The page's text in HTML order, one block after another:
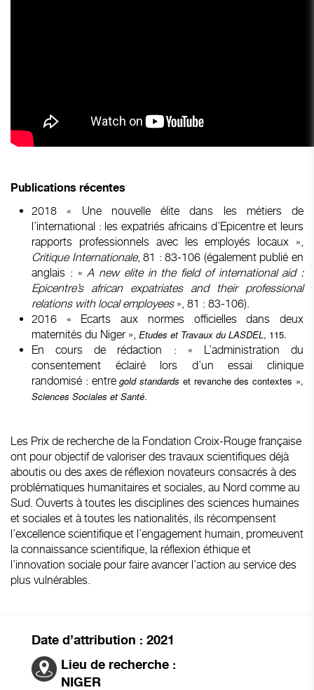
Publications récentes
2018 « Une nouvelle élite dans les métiers de
l’international : les expatriés africains d’Epicentre et leurs
rapports professionnels avec les employés locaux »,
Critique Internationale, 81 : 83-106 (également publié en
anglais : «A new elite in the field of international aid :
Epicentre’s african expatriates and their professional
relations with local employees », 81 : 83-106).
2016 « Ecarts aux normes officielles dans deux
maternités du Niger », Etudes et Travaux du LASDEL, 115.
En cours de rédaction : « L’administration du
consentement éclairé lors d’un essai clinique
randomisé : entregold standards et revanche des contextes »,
Sciences Sociales et Santé.
Les Prix de recherche de la Fondation Croix-Rouge française
ont pour objectif de valoriser des travaux scientifiques déjà
aboutis ou des axes de réflexion novateurs consacrés à des
problématiques humanitaires et sociales, au Nord comme au
Sud. Ouverts à toutes les disciplines des sciences humaines
et sociales et à toutes les nationalités, ils récompensent
l’excellence scientifique et l’engagement humain, promeuvent
la connaissance scientifique, la réflexion éthique et
l’innovation sociale pour faire avancer l’action au service des
plus vulnérables.
Date d’attribution : 2021
Lieu de recherche :
NIGER